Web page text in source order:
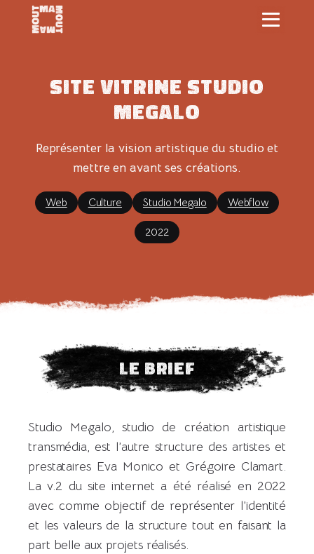
Site vitrine Studio
Megalo
Représenter la vision artistique du studio et
mettre en avant ses créations.
Web Culture Studio Megalo Webflow
2022
LE BRIEF
Studio Megalo, studio de création artistique
transmédia, est l’autre structure des artistes et
prestataires Eva Monico et Grégoire Clamart.
La v.2 du site internet a été réalisé en 2022
avec comme objectif de représenter l’identité
et les valeurs de la structure tout en faisant la
part belle aux projets réalisés.